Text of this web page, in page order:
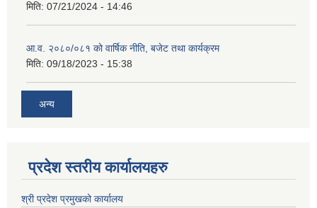
मिति: 07/21/2024 - 14:46
आ.व. २०८०/०८१ को वार्षिक नीति, बजेट तथा कार्यक्रम
मिति: 09/18/2023 - 15:38
अन्य
प्रदेश स्तरीय कार्यालयहरु
श्री प्रदेश प्रमुखको कार्यालय